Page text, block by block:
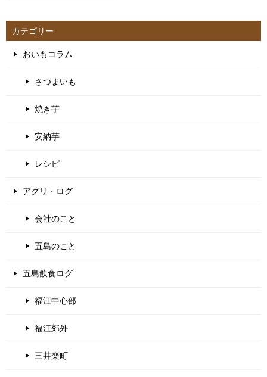
カテゴリー
おいもコラム
さつまいも
焼き芋
安納芋
レシピ
アグリ・ログ
会社のこと
五島のこと
五島飲食ログ
福江中心部
福江郊外
三井楽町